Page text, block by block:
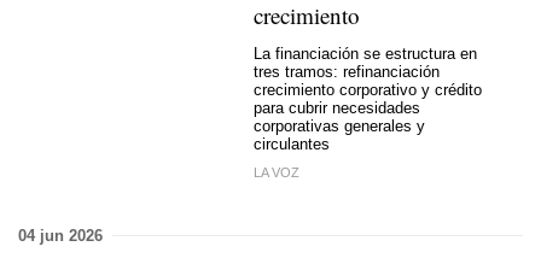
crecimiento
La financiación se estructura en
tres tramos: refinanciación
crecimiento corporativo y crédito
para cubrir necesidades
corporativas generales y
circulantes
LA VOZ
04 jun 2026